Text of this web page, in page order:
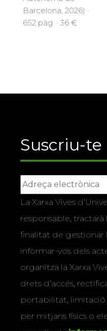
Barcelona, 2026) ·
652 pàg. · 36 €
Suscriu-te
La Xarxa Vives
responsable,
finalitat de gestionar
informar-vos dels
organitza la Xarxa
drets d’accés,
portabilitat,
per mitjans físics o